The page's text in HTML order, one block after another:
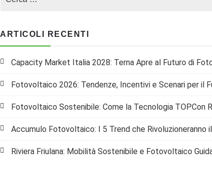
ARTICOLI RECENTI
Capacity Market Italia 2028: Terna Apre al Futuro di
Fotovoltaico 2026: Tendenze, Incentivi e Scenari per il
Fotovoltaico Sostenibile: Come la Tecnologia TOPCon
Accumulo Fotovoltaico: I 5 Trend che Rivoluzioneranno
Riviera Friulana: Mobilità Sostenibile e Fotovoltaico